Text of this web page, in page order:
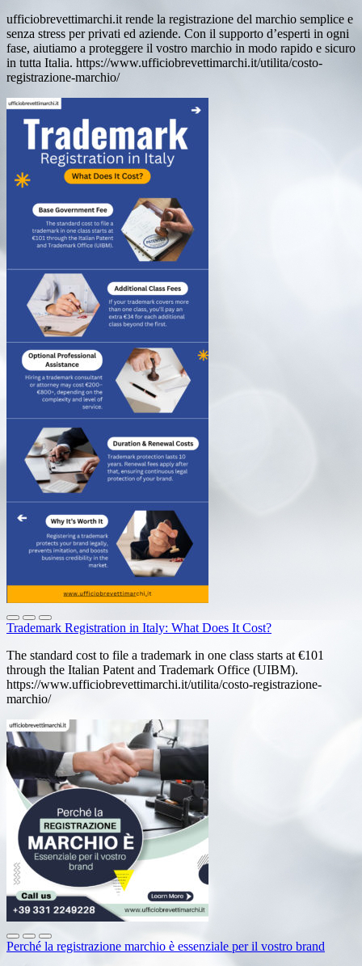
ufficiobrevettimarchi.it rende la registrazione del marchio semplice e
senza stress per privati ed aziende. Con il supporto d’esperti in ogni
fase, aiutiamo a proteggere il vostro marchio in modo rapido e sicuro
in tutta Italia. https://www.ufficiobrevettimarchi.it/utilita/costo-
registrazione-marchio/
Trademark Registration in Italy: What Does It Cost?
The standard cost to file a trademark in one class starts at €101
through the Italian Patent and Trademark Office (UIBM).
https://www.ufficiobrevettimarchi.it/utilita/costo-registrazione-
marchio/
Perché la registrazione marchio è essenziale per il vostro brand